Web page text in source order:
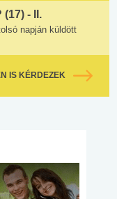
- II.
napján küldött
IS KÉRDEZEK